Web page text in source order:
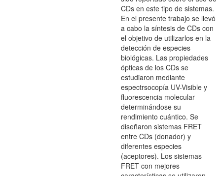
CDs en este tipo de sistemas.
En el presente trabajo se llevó
a cabo la síntesis de CDs con
el objetivo de utilizarlos en la
detección de especies
biológicas. Las propiedades
ópticas de los CDs se
estudiaron mediante
espectrsocopía UV-Visible y
fluorescencia molecular
determinándose su
rendimiento cuántico. Se
diseñaron sistemas FRET
entre CDs (donador) y
diferentes especies
(aceptores). Los sistemas
FRET con mejores